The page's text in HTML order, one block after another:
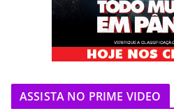
ASSISTA NO PRIME VIDEO